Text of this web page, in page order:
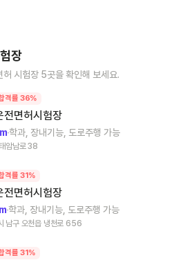
장
허 시험장 5곳을 확인해 보세요.
격률 36%
전면허시험장
학과, 장내기능, 도로주행 가능
암남로 38
격률 31%
전면허시험장
학과, 장내기능, 도로주행 가능
남구 오천읍 냉천로 656
격률 31%